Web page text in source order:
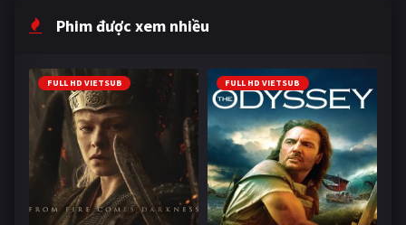
Phim được xem nhiều
FULL HD VIETSUB FULL HD VIETSUB